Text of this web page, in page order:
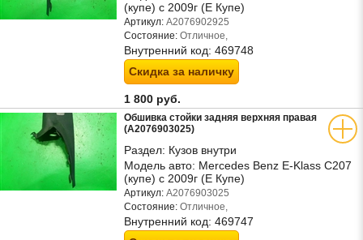
(купе) с 2009г (Е Купе)
Артикул: A2076902925
Состояние: Отличное,
Внутренний код: 469748
Скидка за наличку
1 800 руб.
Обшивка стойки задняя верхняя правая
(A2076903025)
Раздел: Кузов внутри
Модель авто: Mercedes Benz E-Klass C207
(купе) с 2009г (Е Купе)
Артикул: A2076903025
Состояние: Отличное,
Внутренний код: 469747